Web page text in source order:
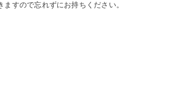
すので忘れずにお持ちください。